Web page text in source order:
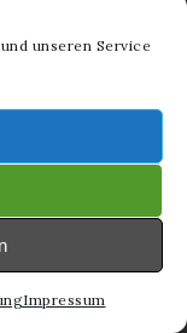
unseren Service
Impressum